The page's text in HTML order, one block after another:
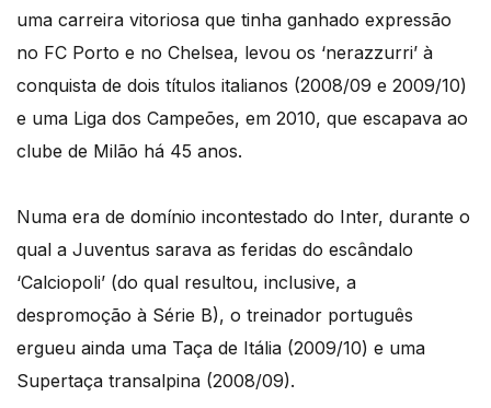
uma carreira vitoriosa que tinha ganhado expressão
no FC Porto e no Chelsea, levou os ‘nerazzurri’ à
conquista de dois títulos italianos (2008/09 e 2009/10)
e uma Liga dos Campeões, em 2010, que escapava ao
clube de Milão há 45 anos.
Numa era de domínio incontestado do Inter, durante o
qual a Juventus sarava as feridas do escândalo
‘Calciopoli’ (do qual resultou, inclusive, a
despromoção à Série B), o treinador português
ergueu ainda uma Taça de Itália (2009/10) e uma
Supertaça transalpina (2008/09).